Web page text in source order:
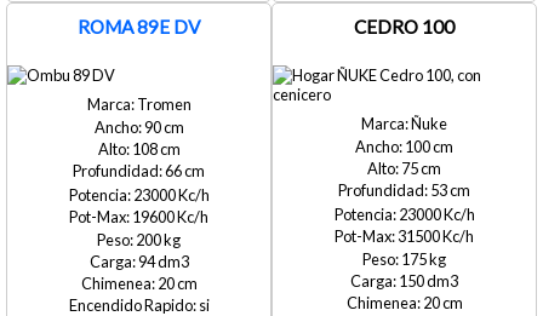
ROMA 89E DV
Tromen
90
108
66
23000
19600
200
94
20
si
CEDRO 100
Ñuke
100
75
53
23000
31500
175
150
20